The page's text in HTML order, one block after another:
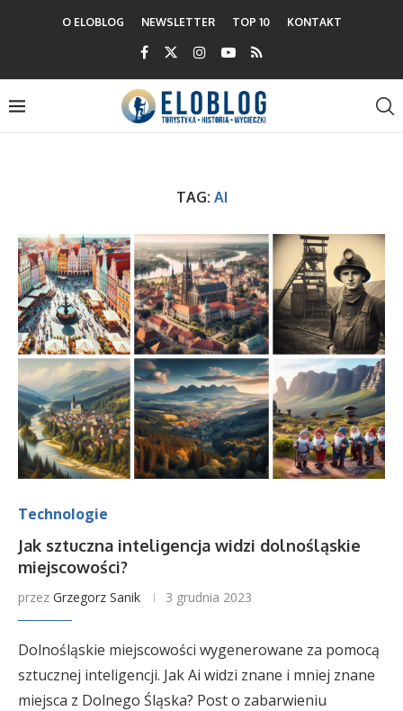
O ELOBLOG NEWSLETTER TOP 10 KONTAKT
TAG: AI
Technologie
Jak sztuczna inteligencja widzi dolnośląskie
miejscowości?
przez Grzegorz Sanik 3 grudnia 2023
Dolnośląskie miejscowości wygenerowane za pomocą
sztucznej inteligencji. Jak Ai widzi znane i mniej znane
miejsca z Dolnego Śląska? Post o zabarwieniu